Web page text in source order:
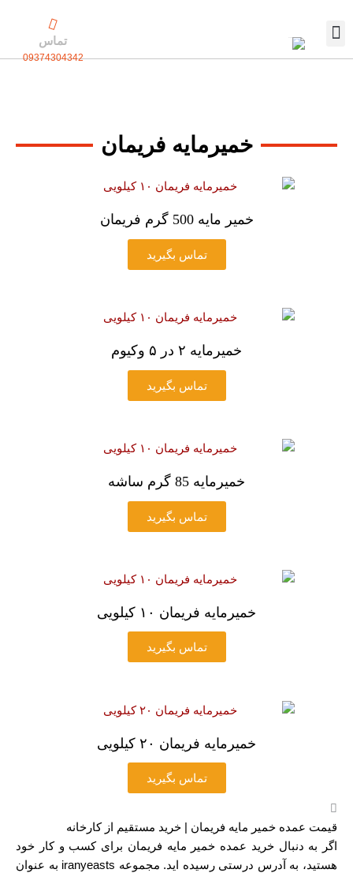
تماس
09374304342
خمیرمایه فریمان
خمیر مایه 500 گرم فریمان
تماس بگیرید
خمیرمایه ۲ در ۵ وکیوم
تماس بگیرید
خمیرمایه 85 گرم ساشه
تماس بگیرید
خمیرمایه فریمان ۱۰ کیلویی
تماس بگیرید
خمیرمایه فریمان ۲۰ کیلویی
تماس بگیرید
قیمت عمده خمیر مایه فریمان | خرید مستقیم از کارخانه
اگر به دنبال خرید عمده خمیر مایه فریمان برای کسب و کار خود
هستید، به آدرس درستی رسیده ‌اید. مجموعه iranyeasts به عنوان